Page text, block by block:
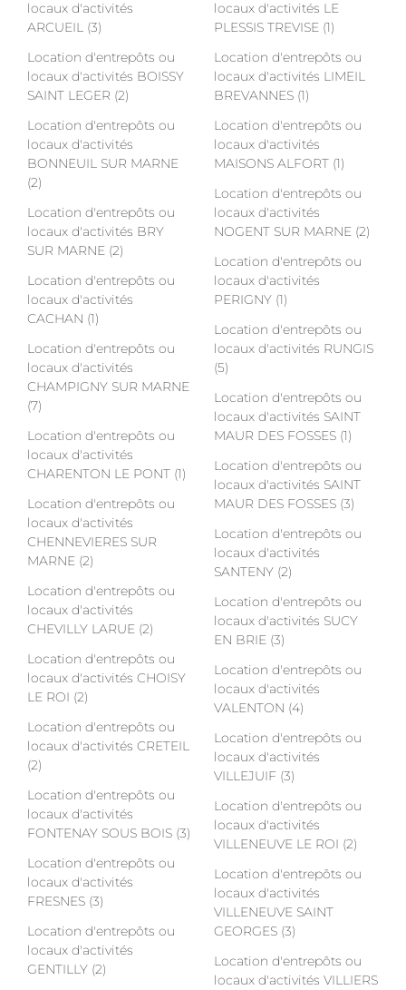
locaux d'activités
ARCUEIL (3)
Location d'entrepôts ou
locaux d'activités BOISSY
SAINT LEGER (2)
Location d'entrepôts ou
locaux d'activités
BONNEUIL SUR MARNE
(2)
Location d'entrepôts ou
locaux d'activités BRY
SUR MARNE (2)
Location d'entrepôts ou
locaux d'activités
CACHAN (1)
Location d'entrepôts ou
locaux d'activités
CHAMPIGNY SUR MARNE
(7)
Location d'entrepôts ou
locaux d'activités
CHARENTON LE PONT (1)
Location d'entrepôts ou
locaux d'activités
CHENNEVIERES SUR
MARNE (2)
Location d'entrepôts ou
locaux d'activités
CHEVILLY LARUE (2)
Location d'entrepôts ou
locaux d'activités CHOISY
LE ROI (2)
Location d'entrepôts ou
locaux d'activités CRETEIL
(2)
Location d'entrepôts ou
locaux d'activités
FONTENAY SOUS BOIS (3)
Location d'entrepôts ou
locaux d'activités
FRESNES (3)
Location d'entrepôts ou
locaux d'activités
GENTILLY (2)
locaux d'activités LE
PLESSIS TREVISE (1)
Location d'entrepôts ou
locaux d'activités LIMEIL
BREVANNES (1)
Location d'entrepôts ou
locaux d'activités
MAISONS ALFORT (1)
Location d'entrepôts ou
locaux d'activités
NOGENT SUR MARNE (2)
Location d'entrepôts ou
locaux d'activités
PERIGNY (1)
Location d'entrepôts ou
locaux d'activités RUNGIS
(5)
Location d'entrepôts ou
locaux d'activités SAINT
MAUR DES FOSSES (1)
Location d'entrepôts ou
locaux d'activités SAINT
MAUR DES FOSSES (3)
Location d'entrepôts ou
locaux d'activités
SANTENY (2)
Location d'entrepôts ou
locaux d'activités SUCY
EN BRIE (3)
Location d'entrepôts ou
locaux d'activités
VALENTON (4)
Location d'entrepôts ou
locaux d'activités
VILLEJUIF (3)
Location d'entrepôts ou
locaux d'activités
VILLENEUVE LE ROI (2)
Location d'entrepôts ou
locaux d'activités
VILLENEUVE SAINT
GEORGES (3)
Location d'entrepôts ou
locaux d'activités VILLIERS